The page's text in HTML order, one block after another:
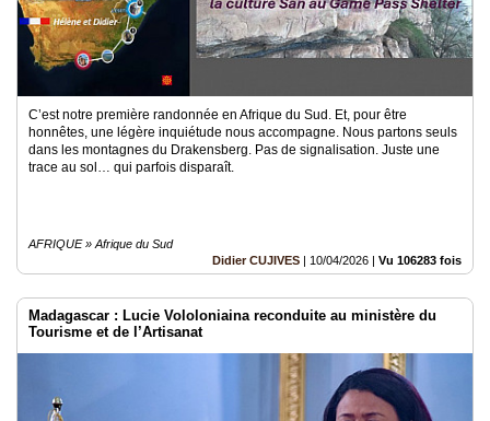
C’est notre première randonnée en Afrique du Sud. Et, pour être
honnêtes, une légère inquiétude nous accompagne. Nous partons seuls
dans les montagnes du Drakensberg. Pas de signalisation. Juste une
trace au sol… qui parfois disparaît.
AFRIQUE » Afrique du Sud
Didier CUJIVES | 10/04/2026 | Vu 106283 fois
Madagascar : Lucie Vololoniaina reconduite au ministère du
Tourisme et de l’Artisanat